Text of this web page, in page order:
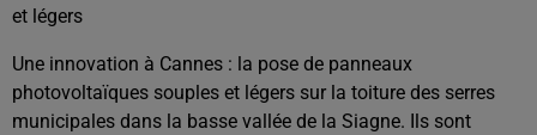
et légers
Une innovation à Cannes : la pose de panneaux
photovoltaïques souples et légers sur la toiture des serres
municipales dans la basse vallée de la Siagne. Ils sont